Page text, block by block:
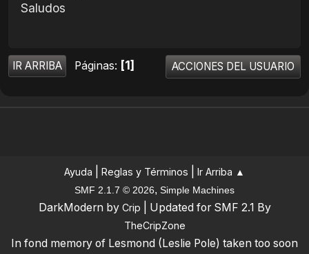
Saludos
IR ARRIBA Páginas 1 ACCIONES DEL USUARIO
Ayuda Reglas y Términos Ir Arriba ▲
SMF 2.1.7 © 2026, Simple Machines
DarkModern by Crip | Updated for SMF 2.1 By
TheCripZone
In fond memory of Lesmond (Leslie Pole) taken too soon